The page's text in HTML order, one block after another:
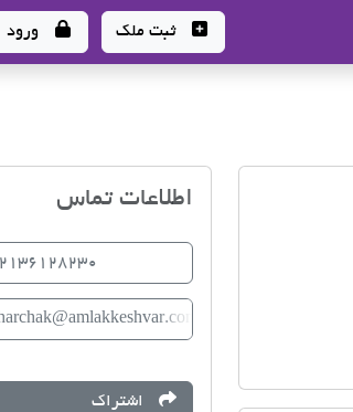
ثبت ملک ورود
اطلاعات تماس
اشتراک